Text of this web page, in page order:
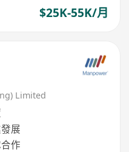
$25K-55K/月
Limited
展
作